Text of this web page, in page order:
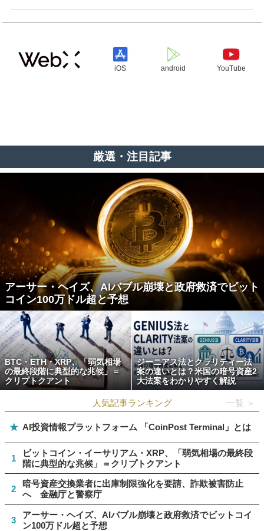
iOS android YouTube
厳選・注目記事
アーサー・ヘイズ、AIバブル崩壊と政府救済でビット
コイン100万ドル超と予想
BTC・ETH・XRP、「弱気相場
の最終段階に典型的な兆候」＝
クリプトクアント
ジーニアス法とクラリティー法
案の違いとは？米国の暗号資産2
大法案をわかりやすく解説
人気記事ランキング 一覧 ＞
★ AI投資情報プラットフォーム 「CoinPost Terminal」とは
1
ビットコイン・イーサリアム・XRP、「弱気相場の最終段
階に典型的な兆候」＝クリプトクアント
2
暗号資産交換業者に出庫制限強化を要請、詐欺被害防止
へ 金融庁と警察庁
3
アーサー・ヘイズ、AIバブル崩壊と政府救済でビットコイ
ン100万ドル超と予想